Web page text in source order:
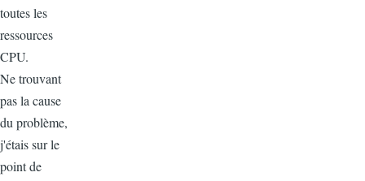
toutes les
ressources
CPU.
Ne trouvant
pas la cause
du problème,
j'étais sur le
point de